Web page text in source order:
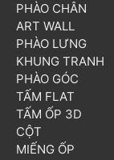
PHÀO CHÂN
ART WALL
PHÀO LƯNG
KHUNG TRANH
PHÀO GÓC
TẤM FLAT
TẤM ỐP 3D
CỘT
MIẾNG ỐP